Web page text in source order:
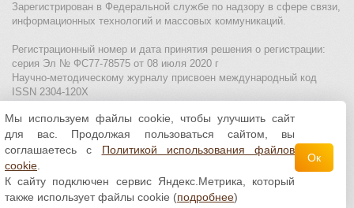
Зарегистрирован в Федеральной службе по надзору в сфере связи,
информационных технологий и массовых коммуникаций.
Регистрационный номер и дата принятия решения о регистрации:
серия Эл № ФС77-78575 от 08 июля 2020 г
Научно-методическому журналу присвоен международный код
ISSN 2304-120X
МЦИТО|Школьные олимпиады и онлайн конкурсы для детей
Политика использования файлов cookie| Политика обработки и
защиты персональных данных
Все материалы доступны полицензии Creative
Commons С указанием авторства 4.0 Всемирная
Мы используем файлы cookie, чтобы улучшить сайт
для вас. Продолжая пользоваться сайтом, вы
соглашаетесь с Политикой использования файлов
cookie
К сайту подключен сервис Яндекс.Метрика, который
также использует файлы cookie (подробнее)
Ок